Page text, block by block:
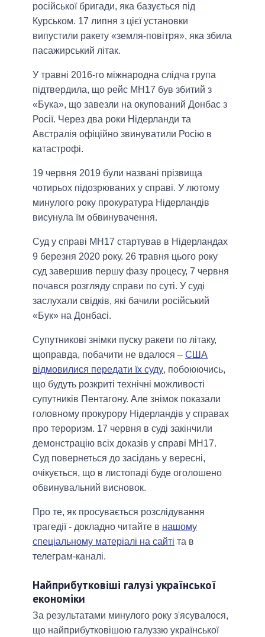
російської бригади, яка базується під
Курськом. 17 липня з цієї установки
випустили ракету «земля-повітря», яка збила
пасажирський літак.
У травні 2016-го міжнародна слідча група
підтвердила, що рейс MH17 був збитий з
«Бука», що завезли на окупований Донбас з
Росії. Через два роки Нідерланди та
Австралія офіційно звинуватили Росію в
катастрофі.
19 червня 2019 були названі прізвища
чотирьох підозрюваних у справі. У лютому
минулого року прокуратура Нідерландів
висунула їм обвинувачення.
Суд у справі MH17 стартував в Нідерландах
9 березня 2020 року. 26 травня цього року
суд завершив першу фазу процесу, 7 червня
почався розгляду справи по суті. У суді
заслухали свідків, які бачили російський
«Бук» на Донбасі.
Супутникові знімки пуску ракети по літаку,
щоправда, побачити не вдалося – США
відмовилися передати їх суду, побоюючись,
що будуть розкриті технічні можливості
супутників Пентагону. Але знімок показали
головному прокурору Нідерландів у справах
про тероризм. 17 червня в суді закінчили
демонстрацію всіх доказів у справі MH17.
Суд повернеться до засідань у вересні,
очікується, що в листопаді буде оголошено
обвинувальний висновок.
Про те, як просувається розслідування
трагедії - докладно читайте в нашому
спеціальному матеріалі на сайті та в
телеграм-каналі.
Найприбутковіші галузі української
економіки
За результатами минулого року з'ясувалося,
що найприбутковішою галуззю української